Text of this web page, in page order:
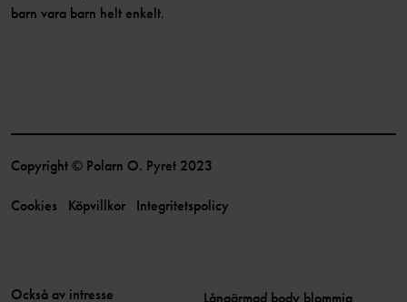
barn vara barn helt enkelt.
Copyright © Polarn O. Pyret 2023
Cookies Köpvillkor Integritetspolicy
Också av intresse Långärmad body blommig